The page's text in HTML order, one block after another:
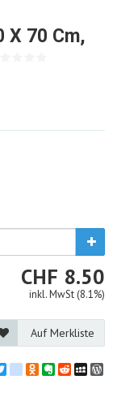
X 70 Cm,
CHF CHF
8.50
inkl. MwSt (8.1%)
Auf Merkliste
Twittergoogle_bookmarks
Odnoklassniki
Evernote
Reddit